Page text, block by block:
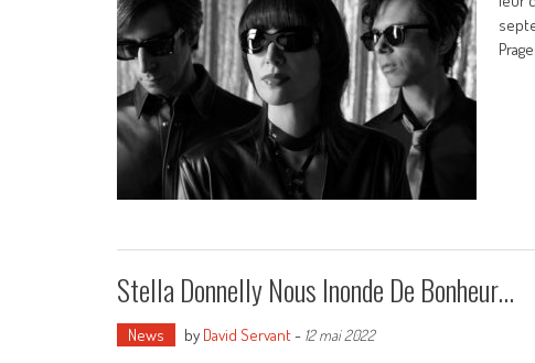
Stella Donnelly Nous Inonde De Bonheur…
News by David Servant- 12 mai 2022